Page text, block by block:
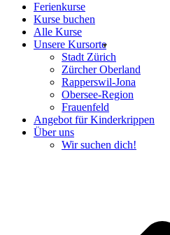
Ferienkurse
Kurse buchen
Alle Kurse
Unsere Kursorte
Stadt Zürich
Zürcher Oberland
Rapperswil-Jona
Obersee-Region
Frauenfeld
Angebot für Kinderkrippen
Über uns
Wir suchen dich!